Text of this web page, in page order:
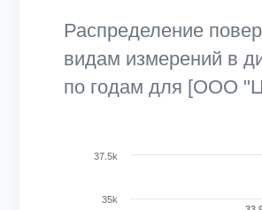
Распределение
видам измерений в
по годам для [ООО
Chart
View as data table, Chart
35k
37.5k